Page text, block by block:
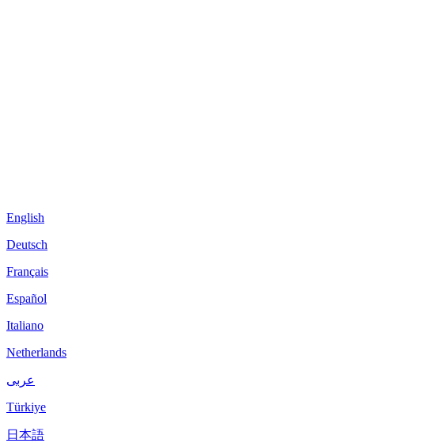
English
Deutsch
Français
Español
Italiano
Netherlands
عربى
Türkiye
日本語